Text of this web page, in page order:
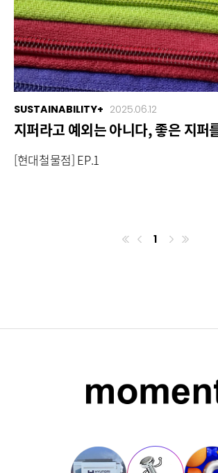
SUSTAINABILITY+ 2025.06.12
지퍼라고 예외는 아니다, 좋은 지퍼
[현대철물점] EP.1
첫번째페이지 1 마지막페이지